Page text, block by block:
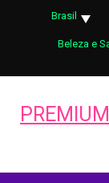
Brasil
Beleza e
PREMIUM